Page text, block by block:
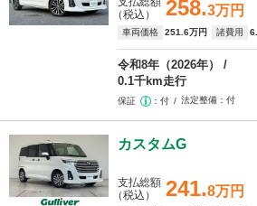
258.3万円
（税込）
車両価格 251 .6万円 諸費用 6
令和8年（2026年）
0.1千km走行
保証 付 法定整備 付
カスタムG
241.8万円
支払総額
（税込）